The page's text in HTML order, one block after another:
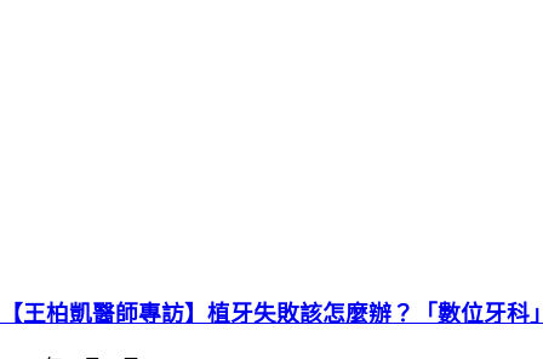
【王柏凱醫師專訪】植牙失敗該怎麼辦？「數位牙